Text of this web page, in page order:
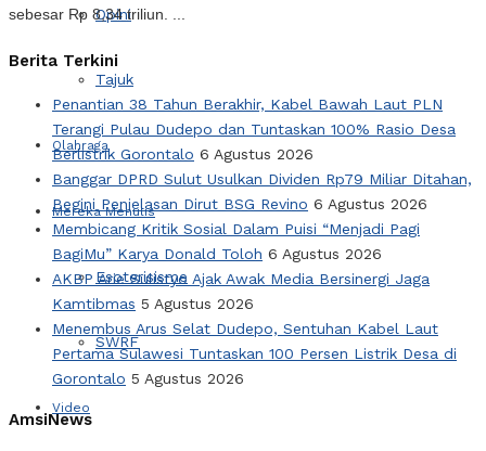
Opini
Tajuk
Olahraga
Mereka Menulis
Esoterisisme
SWRF
Video
sebesar Rp 8,34 triliun. ...
Berita Terkini
Penantian 38 Tahun Berakhir, Kabel Bawah Laut PLN
Terangi Pulau Dudepo dan Tuntaskan 100% Rasio Desa
Berlistrik Gorontalo 6 Agustus 2026
Banggar DPRD Sulut Usulkan Dividen Rp79 Miliar Ditahan,
Begini Penjelasan Dirut BSG Revino 6 Agustus 2026
Membicang Kritik Sosial Dalam Puisi “Menjadi Pagi
BagiMu” Karya Donald Toloh 6 Agustus 2026
AKBP Arie Sulistyo Ajak Awak Media Bersinergi Jaga
Kamtibmas 5 Agustus 2026
Menembus Arus Selat Dudepo, Sentuhan Kabel Laut
Pertama Sulawesi Tuntaskan 100 Persen Listrik Desa di
Gorontalo 5 Agustus 2026
AmsiNews